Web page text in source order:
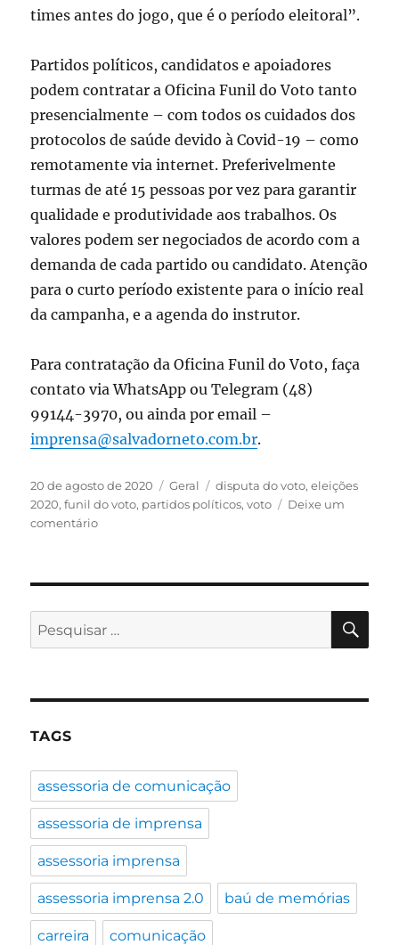
times antes do jogo, que é o período eleitoral”.
Partidos políticos, candidatos e apoiadores
podem contratar a Oficina Funil do Voto tanto
presencialmente – com todos os cuidados dos
protocolos de saúde devido à Covid-19 – como
remotamente via internet. Preferivelmente
turmas de até 15 pessoas por vez para garantir
qualidade e produtividade aos trabalhos. Os
valores podem ser negociados de acordo com a
demanda de cada partido ou candidato. Atenção
para o curto período existente para o início real
da campanha, e a agenda do instrutor.
Para contratação da Oficina Funil do Voto, faça
contato via WhatsApp ou Telegram (48)
99144-3970, ou ainda por email –
imprensa@salvadorneto.com.br.
Publicado
em
20 de agosto de 2020 Categorias
Geral Tags
disputa do voto,eleições
2020,funil do voto, partidos políticos,voto
Deixe um
comentárioem
–
Oficina
“Funil
para
as
eleições
Pesquisar
por:
TAGS
assessoria de comunicação
assessoria de imprensa
assessoria imprensa
assessoria imprensa 2.0 baú de memórias
carreira comunicação